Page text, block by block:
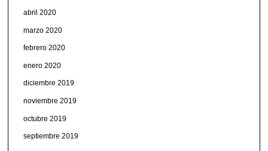
abril 2020
marzo 2020
febrero 2020
enero 2020
diciembre 2019
noviembre 2019
octubre 2019
septiembre 2019